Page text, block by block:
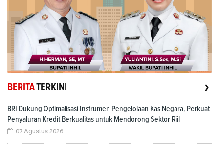
BERITATERKINI ›
BRI Dukung Optimalisasi Instrumen Pengelolaan Kas Negara, Perkuat
Penyaluran Kredit Berkualitas untuk Mendorong Sektor Riil
07 Agustus 2026